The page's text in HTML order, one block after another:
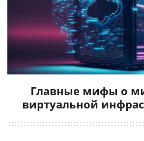
Главные мифы о
виртуальной